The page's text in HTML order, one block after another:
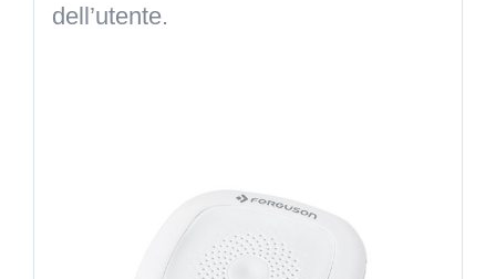
dell’utente.